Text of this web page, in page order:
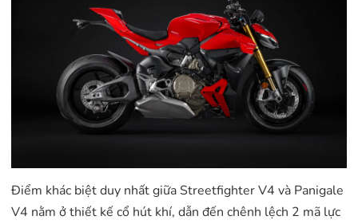
Điểm khác biệt duy nhất giữa Streetfighter V4 và Panigale
V4 nằm ở thiết kế cổ hút khí, dẫn đến chênh lệch 2 mã lực